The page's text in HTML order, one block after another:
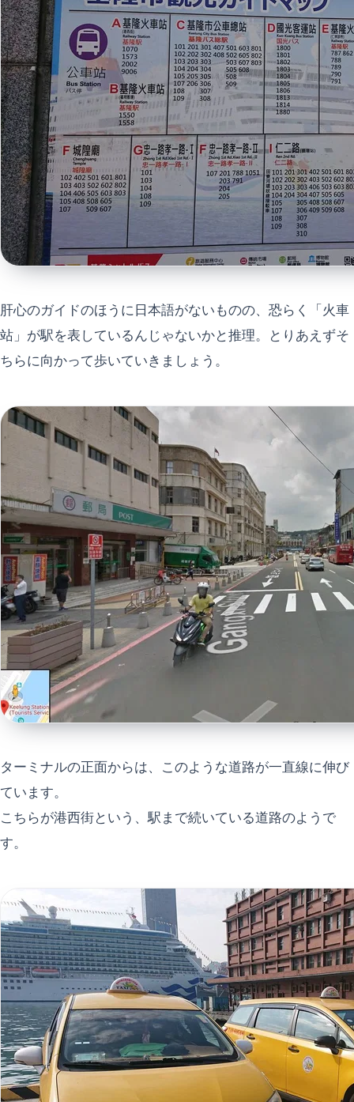
肝心のガイドのほうに日本語がないものの、恐らく「火車
站」が駅を表しているんじゃないかと推理。とりあえずそ
ちらに向かって歩いていきましょう。
ターミナルの正面からは、このような道路が一直線に伸び
ています。
こちらが港西街という、駅まで続いている道路のようで
す。